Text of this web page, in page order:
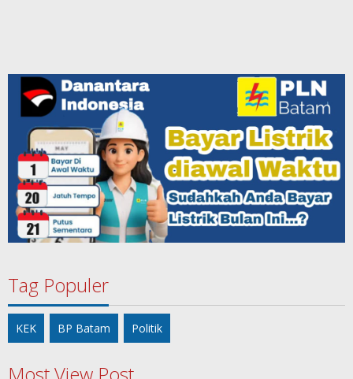
Tag Populer
KEK BP Batam Politik